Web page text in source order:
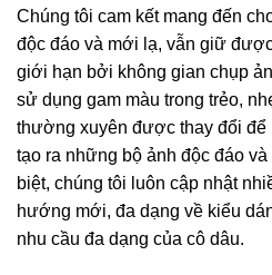
Chúng tôi cam kết mang đến
độc đáo và mới lạ, vẫn giữ
giới hạn bởi không gian chụp
sử dụng gam màu trong trẻo,
thường xuyên được thay đổi
tạo ra những bộ ảnh độc đáo
biệt, chúng tôi luôn cập nhật
hướng mới, đa dạng về kiểu
nhu cầu đa dạng của cô dâu.